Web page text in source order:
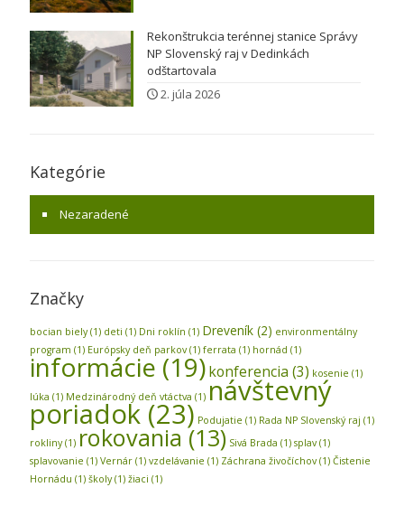
Rekonštrukcia terénnej stanice Správy
NP Slovenský raj v Dedinkách
odštartovala
2. júla 2026
Kategórie
Nezaradené
Značky
bocian biely(1) deti (1) Dni roklín (1) Dreveník (2) environmentálny
program (1) Európsky deň parkov(1) ferrata (1) hornád (1)
informácie (19)konferencia (3) kosenie (1)
lúka (1) Medzinárodný deň vtáctva (1) návštevný
poriadok (23) Podujatie (1) Rada NP Slovenský raj (1)
rokliny(1) rokovania (13) Sivá Brada (1) splav(1)
splavovanie (1) Vernár (1) vzdelávanie (1) Záchrana živočíchov(1) Čistenie
Hornádu (1) školy(1) žiaci (1)